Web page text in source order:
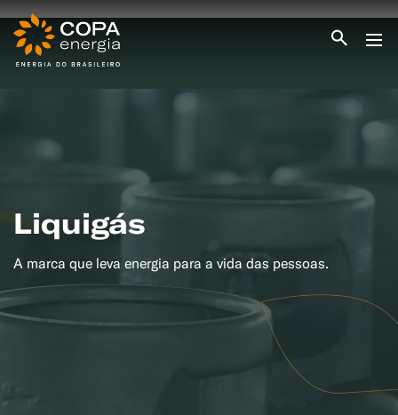
PEÇA GÁS
ENCONTRE UMA REVENDA
MEDIÇÃO INDIVIDUALIZADA
Liquigás
A marca que leva energia para a vida das pessoas.